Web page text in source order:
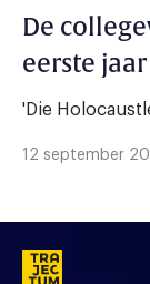
De
eerste
'Die
12 september